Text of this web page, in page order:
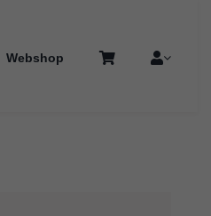
Webshop